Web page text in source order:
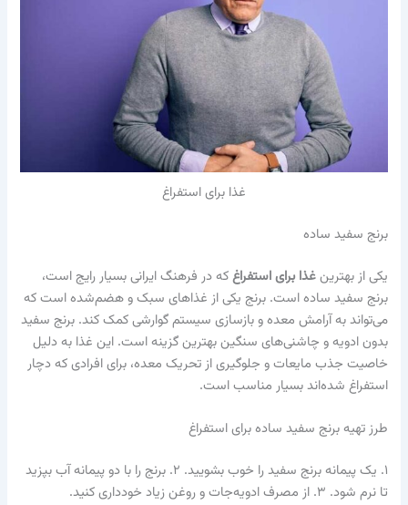
غذا برای استفراغ
برنج سفید ساده
یکی از بهترینغذا برای استفراغکه در فرهنگ ایرانی بسیار رایج است،
برنج سفید ساده است. برنج یکی از غذاهای سبک و هضم‌شده است که
می‌تواند به آرامش معده و بازسازی سیستم گوارشی کمک کند. برنج سفید
بدون ادویه و چاشنی‌های سنگین بهترین گزینه است. این غذا به دلیل
خاصیت جذب مایعات و جلوگیری از تحریک معده، برای افرادی که دچار
استفراغ شده‌اند بسیار مناسب است.
طرز تهیه برنج سفید ساده برای استفراغ
۱. یک پیمانه برنج سفید را خوب بشویید. ۲. برنج را با دو پیمانه آب بپزید
تا نرم شود. ۳. از مصرف ادویه‌جات و روغن زیاد خودداری کنید.